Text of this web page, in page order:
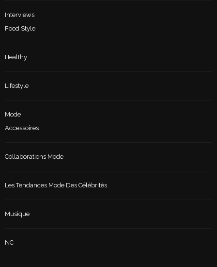
Interviews
Food Style
Healthy
Lifestyle
Mode
Accessoires
Collaborations Mode
Les Tendances Mode Des Célébrités
Musique
NC